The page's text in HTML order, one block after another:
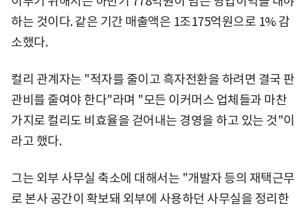
하는 것이다. 같은 기간 매출액은 1조175억원으로 1% 감
소했다.
컬리 관계자는 "적자를 줄이고 흑자전환을 하려면 결국 판
관비를 줄여야 한다"라며 "모든 이커머스 업체들과 마찬
가지로 컬리도 비효율을 걷어내는 경영을 하고 있는 것"이
라고 했다.
그는 외부 사무실 축소에 대해서는 "개발자 등의 재택근무
로 본사 공간이 확보돼 외부에 사용하던 사무실을 정리한